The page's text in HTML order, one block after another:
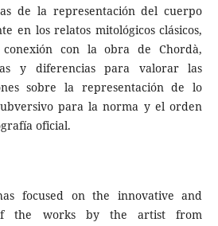
de la representación del cuerpo
en los relatos mitológicos clásicos,
con la obra de Chordà,
y diferencias para valorar las
sobre la representación de lo
para la norma y el orden
oficial.
focused on the innovative and
the works by the artist from